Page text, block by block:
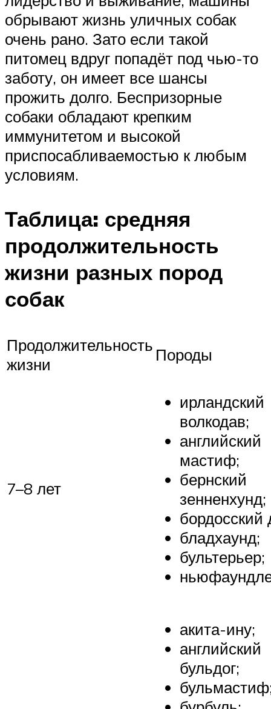
обрывают жизнь уличных собак
очень рано. Зато если такой
питомец вдруг попадёт под чью-то
заботу, он имеет все шансы
прожить долго. Беспризорные
собаки обладают крепким
иммунитетом и высокой
приспосабливаемостью к любым
условиям.
Таблица: средняя
продолжительность
жизни разных пород
собак
Продолжительность
жизни
Породы
7–8 лет
ирландский
волкодав;
английский
мастиф;
бернский
зенненхунд;
бордосский
бладхаунд;
бультерьер;
акита-ину;
английский
бульдог;